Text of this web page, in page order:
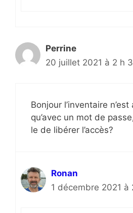
Perrine
20 juillet 2021 à 2 h
Bonjour l’inventaire
qu’avec un mot de
le de libérer l’accès?
Ronan
1 décembre 2021 à